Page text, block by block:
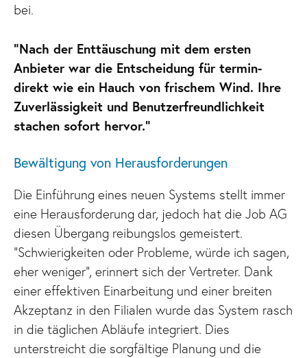
bei.
“Nach der Enttäuschung mit dem ersten
Anbieter war die Entscheidung für termin-
direkt wie ein Hauch von frischem Wind. Ihre
Zuverlässigkeit und Benutzerfreundlichkeit
stachen sofort hervor.”
Bewältigung von Herausforderungen
Die Einführung eines neuen Systems stellt immer
eine Herausforderung dar, jedoch hat die Job AG
diesen Übergang reibungslos gemeistert.
“Schwierigkeiten oder Probleme, würde ich sagen,
eher weniger”, erinnert sich der Vertreter. Dank
einer effektiven Einarbeitung und einer breiten
Akzeptanz in den Filialen wurde das System rasch
in die täglichen Abläufe integriert. Dies
unterstreicht die sorgfältige Planung und die